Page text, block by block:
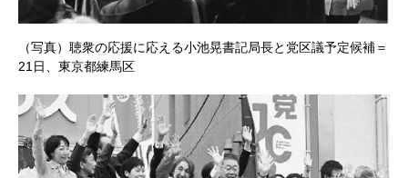
（写真）聴衆の応援に応える小池晃書記局長と党区議予定候補＝
21日、東京都練馬区